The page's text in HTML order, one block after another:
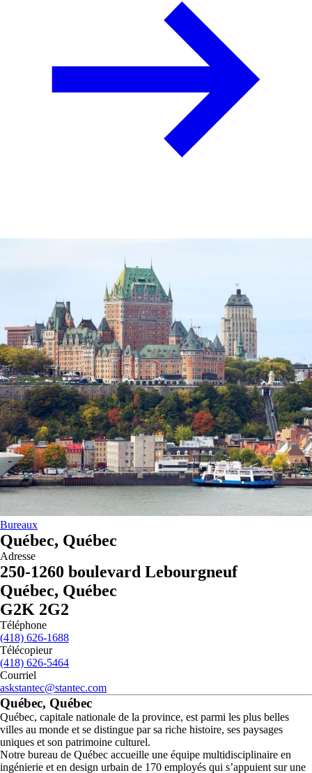
Bureaux
Québec, Québec
Adresse
250-1260 boulevard Lebourgneuf
Québec, Québec
G2K 2G2
Téléphone
(418) 626-1688
Télécopieur
(418) 626-5464
Courriel
askstantec@stantec.com
Québec, Québec
Québec, capitale nationale de la province, est parmi les plus belles
villes au monde et se distingue par sa riche histoire, ses paysages
uniques et son patrimoine culturel.
Notre bureau de Québec accueille une équipe multidisciplinaire en
ingénierie et en design urbain de 170 employés qui s’appuient sur une